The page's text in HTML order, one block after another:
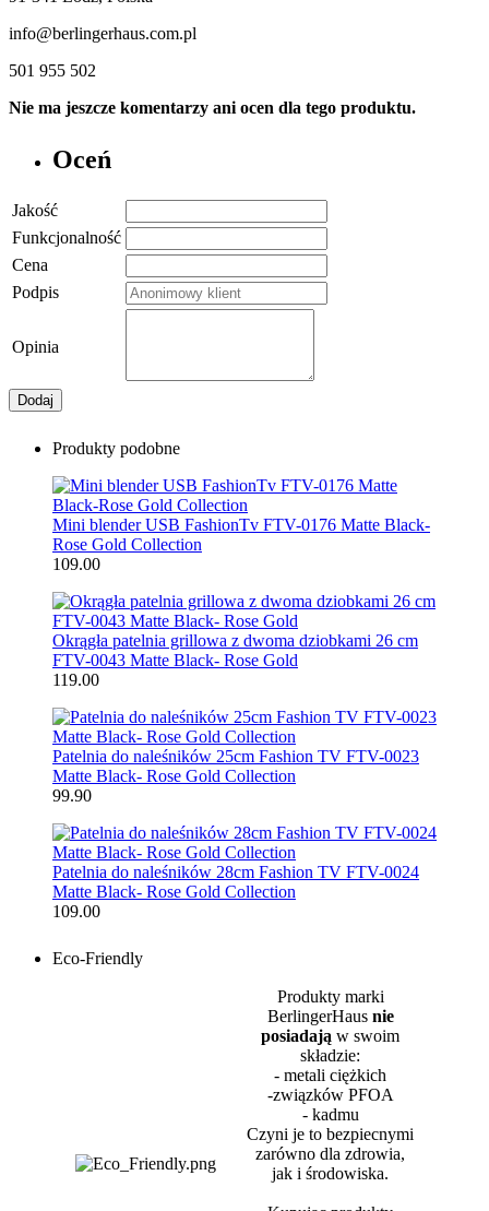
info@berlingerhaus.com.pl
501 955 502
Nie ma jeszcze komentarzy ani ocen dla tego produktu.
Oceń
Jakość
Funkcjonalność
Cena
Podpis
Opinia
Dodaj
Produkty podobne
Mini blender USB FashionTv FTV-0176 Matte Black-
Rose Gold Collection
109.00
Okrągła patelnia grillowa z dwoma dziobkami 26 cm
FTV-0043 Matte Black- Rose Gold
119.00
Patelnia do naleśników 25cm Fashion TV FTV-0023
Matte Black- Rose Gold Collection
99.90
Patelnia do naleśników 28cm Fashion TV FTV-0024
Matte Black- Rose Gold Collection
109.00
Eco-Friendly
Produkty marki
BerlingerHaus nie
posiadają w swoim
składzie:
- metali ciężkich
-związków PFOA
- kadmu
Czyni je to bezpiecnymi
zarówno dla zdrowia,
jak i środowiska.